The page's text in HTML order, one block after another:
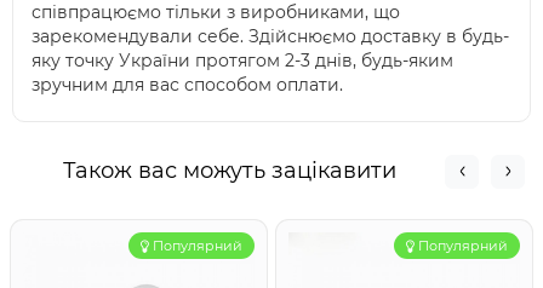
співпрацюємо тільки з виробниками, що
зарекомендували себе. Здійснюємо доставку в будь-
яку точку України протягом 2-3 днів, будь-яким
зручним для вас способом оплати.
Також вас можуть зацікавити
Популярний Популярний